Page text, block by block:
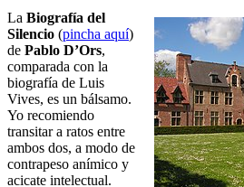
La Biografía del
Silencio (pincha aquí)
de Pablo D’Ors,
comparada con la
biografía de Luis
Vives, es un bálsamo.
Yo recomiendo
transitar a ratos entre
ambos dos, a modo de
contrapeso anímico y
acicate intelectual.